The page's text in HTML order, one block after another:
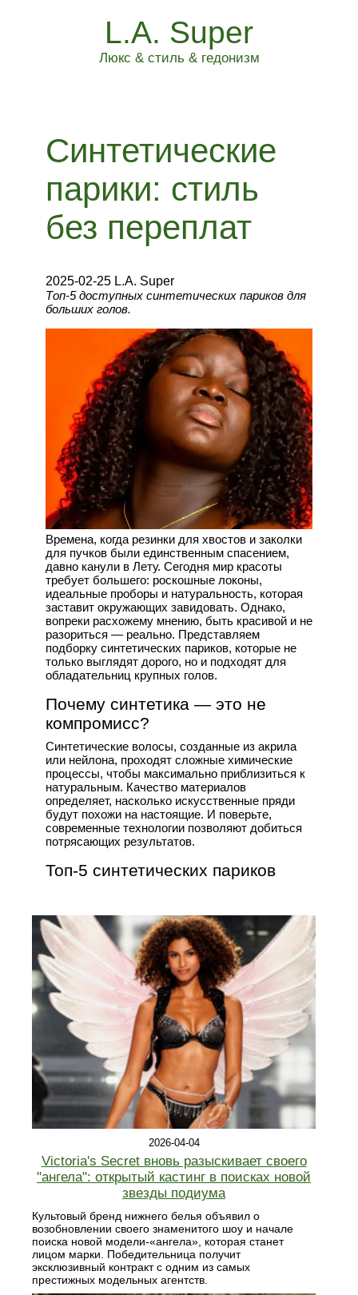
L.A. Super
Люкс & стиль & гедонизм
Синтетические
парики: стиль
без переплат
2025-02-25 L.A. Super
Топ-5 доступных синтетических париков для
больших голов.
Времена, когда резинки для хвостов и заколки
для пучков были единственным спасением,
давно канули в Лету. Сегодня мир красоты
требует большего: роскошные локоны,
идеальные проборы и натуральность, которая
заставит окружающих завидовать. Однако,
вопреки расхожему мнению, быть красивой и не
разориться — реально. Представляем
подборку синтетических париков, которые не
только выглядят дорого, но и подходят для
обладательниц крупных голов.
Почему синтетика — это не
компромисс?
Синтетические волосы, созданные из акрила
или нейлона, проходят сложные химические
процессы, чтобы максимально приблизиться к
натуральным. Качество материалов
определяет, насколько искусственные пряди
будут похожи на настоящие. И поверьте,
современные технологии позволяют добиться
потрясающих результатов.
Топ-5 синтетических париков
2026-04-04
Victoria's Secret вновь разыскивает своего
"ангела": открытый кастинг в поисках новой
звезды подиума
Культовый бренд нижнего белья объявил о
возобновлении своего знаменитого шоу и начале
поиска новой модели-«ангела», которая станет
лицом марки. Победительница получит
эксклюзивный контракт с одним из самых
престижных модельных агентств.